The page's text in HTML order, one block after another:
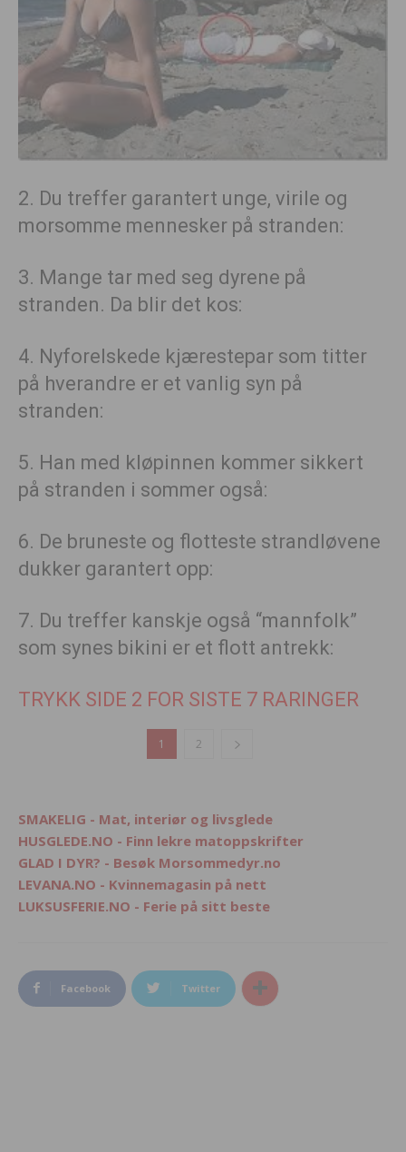
2. Du treffer garantert unge, virile og
morsomme mennesker på stranden:
3. Mange tar med seg dyrene på
stranden. Da blir det kos:
4. Nyforelskede kjærestepar som titter
på hverandre er et vanlig syn på
stranden:
5. Han med kløpinnen kommer sikkert
på stranden i sommer også:
6. De bruneste og flotteste strandløvene
dukker garantert opp:
7. Du treffer kanskje også “mannfolk”
som synes bikini er et flott antrekk:
TRYKK SIDE 2 FOR SISTE 7 RARINGER
1 2
SMAKELIG - Mat, interiør og livsglede
HUSGLEDE.NO - Finn lekre matoppskrifter
GLAD I DYR? - Besøk Morsommedyr.no
LEVANA.NO - Kvinnemagasin på nett
LUKSUSFERIE.NO - Ferie på sitt beste
Facebook Twitter